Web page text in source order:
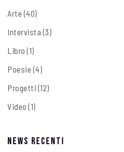
Arte (40)
Intervista (3)
Libro (1)
Poesie (4)
Progetti (12)
Video (1)
News recenti